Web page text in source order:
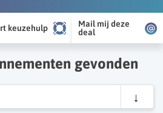
keuzehulp
Mail mij deze
deal
gevonden